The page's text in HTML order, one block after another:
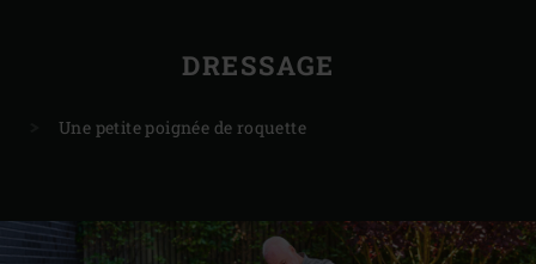
DRESSAGE
Une petite poignée de roquette